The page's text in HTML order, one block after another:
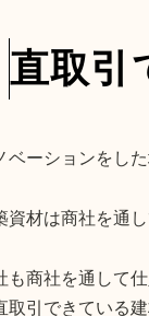
直取引
ベーションをし
資材は商社を通
も商社を通して
取引できている